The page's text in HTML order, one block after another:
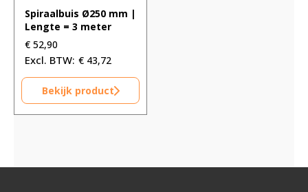
Spiraalbuis Ø250 mm |
Lengte = 3 meter
€ 52,90
€ 43,72
Bekijk product